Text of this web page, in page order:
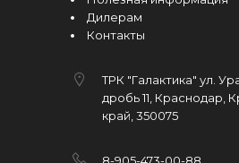
Дилерам
Контакты
ТРК "Галактика" ул.
дробь 11, Краснодар,
край, 350075